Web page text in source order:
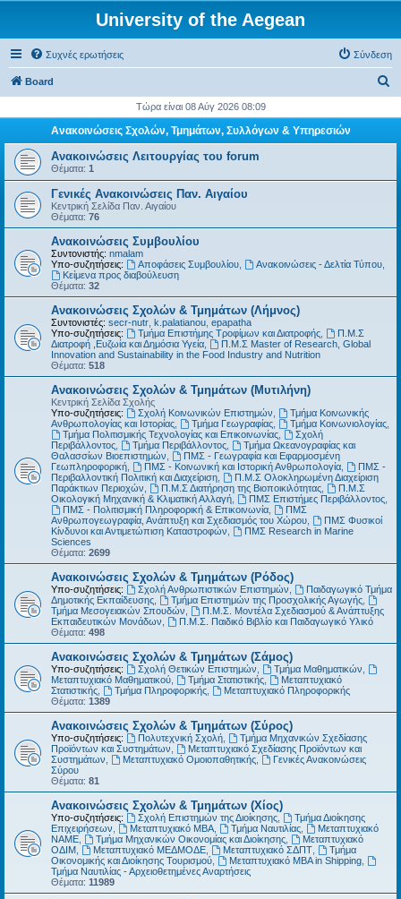
University of the Aegean
Συχνές ερωτήσεις Σύνδεση
Board
ζ
σ
Τώρα είναι 08 Αύγ 2026 08:09
Ανακοινώσεις Σχολών, Τμημάτων, Συλλόγων & Υπηρεσιών
Ανακοινώσεις Λειτουργίας του forum
Θέματα: 1
Γενικές Ανακοινώσεις Παν. Αιγαίου
Κεντρική Σελίδα Παν. Αιγαίου
Θέματα: 76
Ανακοινώσεις Συμβουλίου
Συντονιστής: nmalam
Υπο-συζητήσεις:
Αποφάσεις Συμβουλίου, Ανακοινώσεις - Δελτία Τύπου,
Kείμενα προς διαβούλευση
Θέματα: 32
Ανακοινώσεις Σχολών & Τμημάτων (Λήμνος)
Συντονιστές: secr-nutr k.palatianou epapatha
Υπο-συζητήσεις:
Τμήμα Επιστήμης Τροφίμων και Διατροφής,
Π.Μ.Σ
Διατροφή ,Ευζωία και Δημόσια Υγεία
Π.Μ.Σ Master of Research, Global
Innovation and Sustainability in the Food Industry and Nutrition
Θέματα: 518
Ανακοινώσεις Σχολών & Τμημάτων (Μυτιλήνη)
Κεντρική Σελίδα Σχολής
Υπο-συζητήσεις:
Σχολή Κοινωνικών Επιστημών
Τμήμα Κοινωνικής
Ανθρωπολογίας και Ιστορίας
Τμήμα Γεωγραφίας, Τμήμα Κοινωνιολογίας,
Τμήμα Πολιτισμικής Τεχνολογίας και Επικοινωνίας,
Σχολή
Περιβάλλοντος
Τμήμα Περιβάλλοντος,
Τμήμα Ωκεανογραφίας και
Θαλασσίων Βιοεπιστημών
ΠΜΣ - Γεωγραφία και Εφαρμοσμένη
Γεωπληροφορική
ΠΜΣ - Κοινωνική και Ιστορική Ανθρωπολογία,
ΠΜΣ -
Περιβαλλοντική Πολιτική και Διαχείριση
Π.Μ.Σ Ολοκληρωμένη Διαχείριση
Παράκτιων Περιοχών
Π.Μ.Σ Διατήρηση της Βιοποικιλότητας,
Π.Μ.Σ
Οικολογική Μηχανική & Κλιματική Αλλαγή
ΠΜΣ Επιστήμες Περιβάλλοντος,
ΠΜΣ - Πολιτισμική Πληροφορική & Επικοινωνία,
ΠΜΣ
Ανθρωπογεωγραφία, Ανάπτυξη και Σχεδιασμός του Χώρου
ΠΜΣ Φυσικοί
Κίνδυνοι και Αντιμετώπιση Καταστροφών
ΠΜΣ Research in Marine
Sciences
Θέματα: 2699
Ανακοινώσεις Σχολών & Τμημάτων (Ρόδος)
Υπο-συζητήσεις: Σχολή Ανθρωπιστικών Επιστημών
Παιδαγωγικό Τμήμα
Δημοτικής Εκπαίδευσης
Τμήμα Επιστημών της Προσχολικής Αγωγής,
Τμήμα Μεσογειακών Σπουδών
Π.Μ.Σ. Μοντέλα Σχεδιασμού & Ανάπτυξης
Εκπαιδευτικών Μονάδων
Π.Μ.Σ. Παιδικό Βιβλίο και Παιδαγωγικό Υλικό
Θέματα: 498
Ανακοινώσεις Σχολών & Τμημάτων (Σάμος)
Υπο-συζητήσεις: Σχολή Θετικών Επιστημών Τμήμα Μαθηματικών
Μεταπτυχιακό Μαθηματικού
Τμήμα Στατιστικής,
Μεταπτυχιακό
Στατιστικής
Τμήμα Πληροφορικής,
Μεταπτυχιακό Πληροφορικής
Θέματα: 1389
Ανακοινώσεις Σχολών & Τμημάτων (Σύρος)
Υπο-συζητήσεις: Πολυτεχνική Σχολή,
Τμήμα Μηχανικών Σχεδίασης
Προϊόντων και Συστημάτων
Μεταπτυχιακό Σχεδίασης Προϊόντων και
Συστημάτων
Μεταπτυχιακό Ομοιοπαθητικής,
Γενικές Ανακοινώσεις
Σύρου
Θέματα: 81
Ανακοινώσεις Σχολών & Τμημάτων (Χίος)
Υπο-συζητήσεις: Σχολή Επιστημών της Διοίκησης,
Τμήμα Διοίκησης
Επιχειρήσεων
Μεταπτυχιακό MBA, Τμήμα Ναυτιλίας,
Μεταπτυχιακό
ΝΑΜΕ
Τμήμα Μηχανικών Οικονομίας και Διοίκησης,
Μεταπτυχιακό
ΟΔΙΜ
Μεταπτυχιακό ΜΕΔΜΟΔΕ, Μεταπτυχιακό ΣΔΠΤ,
Τμήμα
Οικονομικής και Διοίκησης Τουρισμού
Μεταπτυχιακό MBA in Shipping,
Τμήμα Ναυτιλίας - Αρχειοθετημένες Αναρτήσεις
Θέματα: 11989